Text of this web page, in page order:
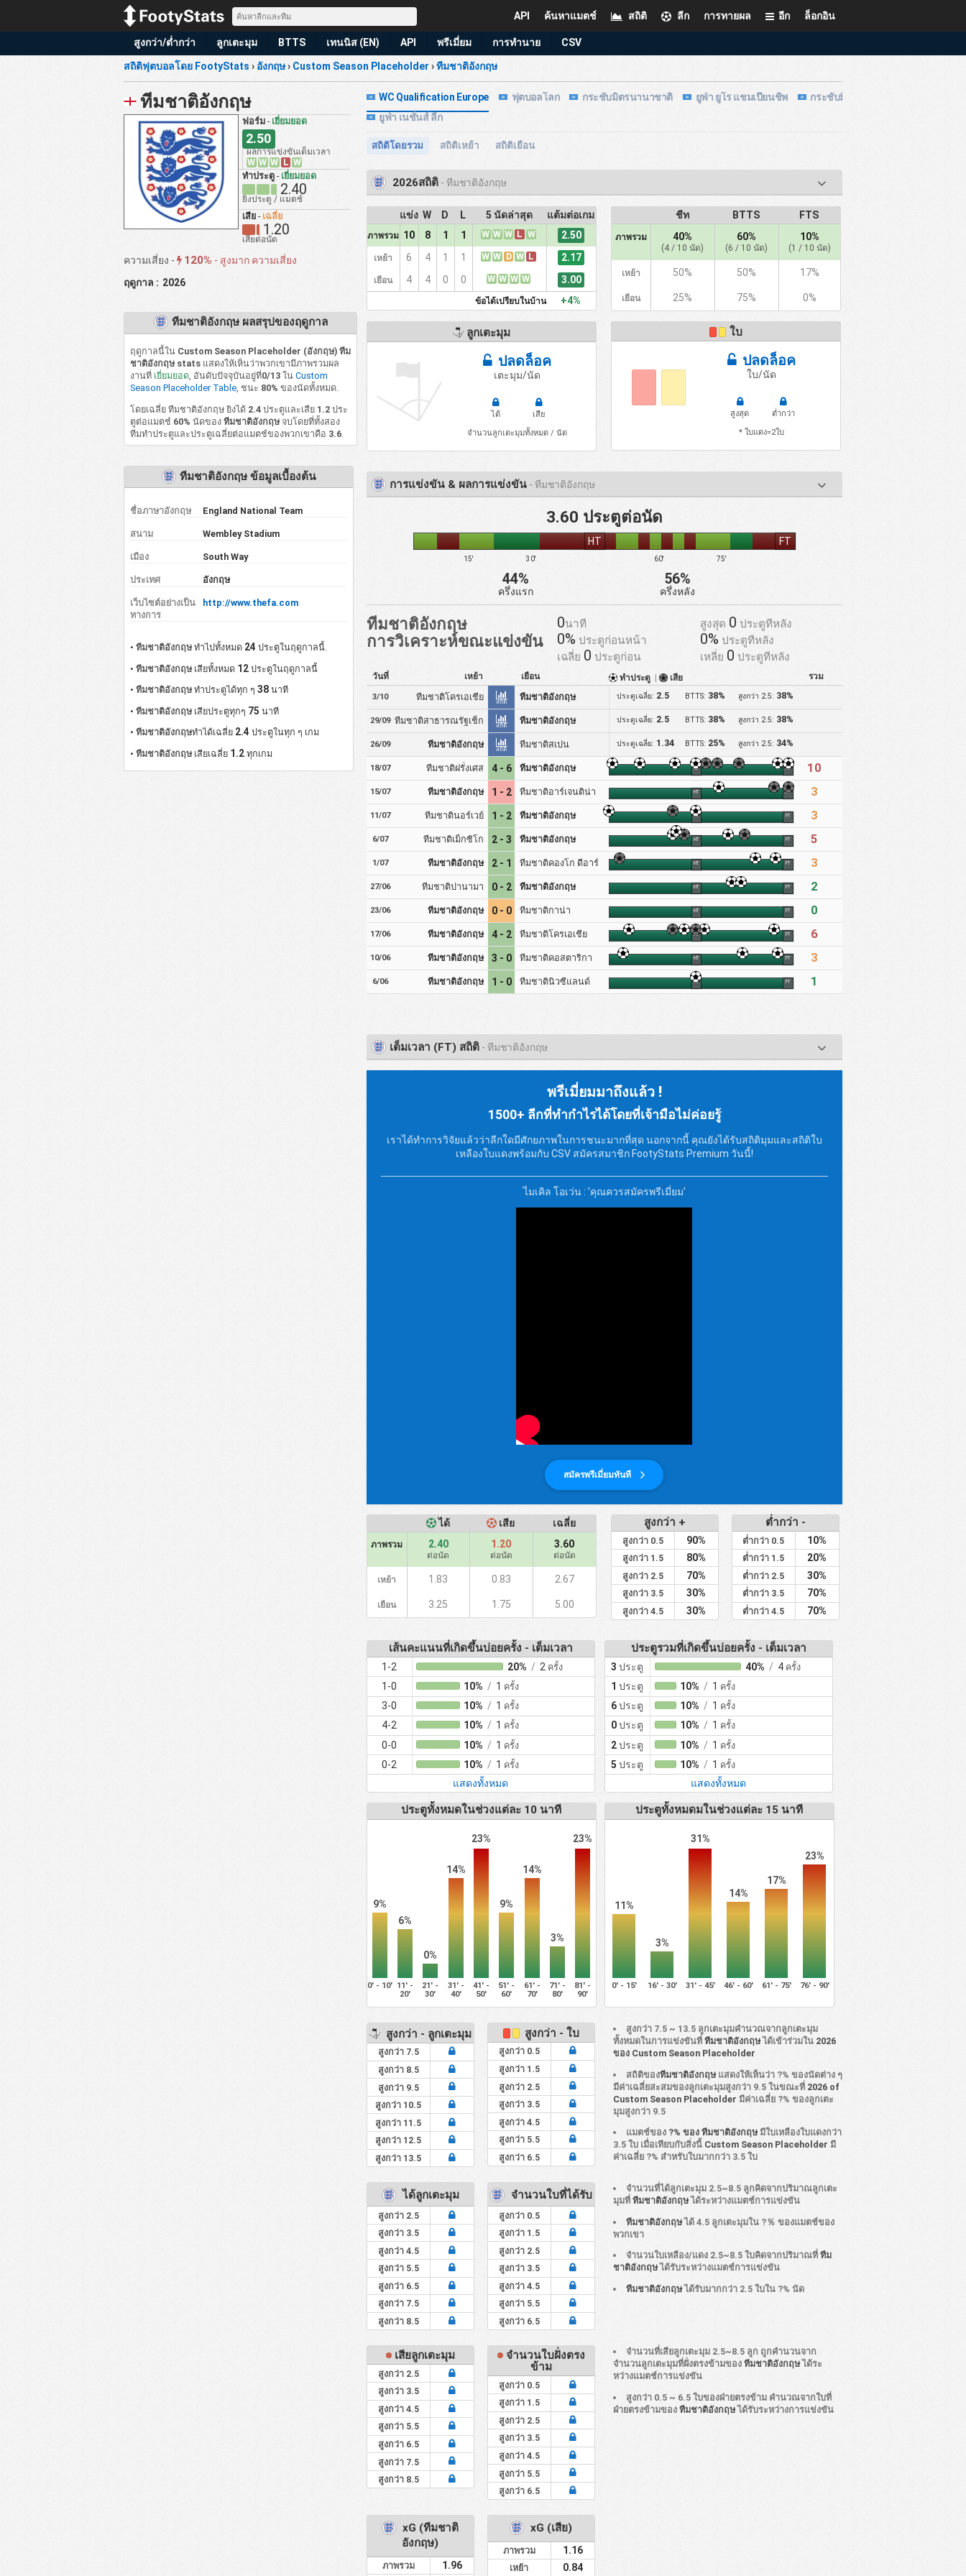
ล็อกอิน
อีก
การทายผล
ลีก
สถิติ
ค้นหาแมตช์
API
สูงกว่า/ต่ำกว่า ลูกเตะมุม BTTS เทนนิส (EN) API พรีเมี่ยม การทำนาย CSV
สถิติฟุตบอลโดย FootyStats › อังกฤษ› Custom Season Placeholder ›ทีมชาติอังกฤษ
ทีมชาติอังกฤษ
ฟอร์ม - เยี่ยมยอด
2.50
ผลการแข่งขันเต็มเวลา
W W W L W
ทำประตู - เยี่ยมยอด
2.40
ยิงประตู / แมตช์
เสีย - เฉลี่ย
1.20
เสียต่อนัด
ความเสี่ยง - 120% - สูงมาก ความเสี่ยง
ฤดูกาล : 2026
ทีมชาติอังกฤษ ผลสรุปของฤดูกาล
ฤดูกาลนี้ใน Custom Season Placeholder (อังกฤษ) ทีม
ชาติอังกฤษ statsแสดงให้เห็นว่าพวกเขามีภาพรวมผล
งานที่ เยี่ยมยอด, อันดับปัจจุบันอยู่ที่0/13ใน Custom
Season Placeholder Table, ชนะ 80% ของนัดทั้งหมด.
โดยเฉลี่ย ทีมชาติอังกฤษ ยิงได้ 2.4ประตูและเสีย 1.2ประ
ตูต่อแมตช์ 60% นัดของ ทีมชาติอังกฤษจบโดยที่ทั้งสอง
ทีมทำประตูและประตูเฉลี่ยต่อแมตช์ของพวกเขาคือ 3.6.
ทีมชาติอังกฤษ ข้อมูลเบื้องต้น
ชื่อภาษาอังกฤษ England National Team
สนาม Wembley Stadium
เมือง South Way
ประเทศ อังกฤษ
เว็บไซต์อย่างเป็น
ทางการ
http://www.thefa.com
•ทีมชาติอังกฤษทำไปทั้งหมด 24 ประตูในฤดูกาลนี้.
•ทีมชาติอังกฤษเสียทั้งหมด 12 ประตูในฤดูกาลนี้
•ทีมชาติอังกฤษทำประตูได้ทุก ๆ38 นาที
•ทีมชาติอังกฤษเสียประตูทุกๆ 75 นาที
•ทีมชาติอังกฤษทำได้เฉลี่ย 2.4 ประตูในทุก ๆ เกม
•ทีมชาติอังกฤษเสียเฉลี่ย 1.2 ทุกเกม
WC Qualification Europe ฟุตบอลโลก กระชับมิตรนานาชาติ ยูฟ่า ยูโร แชมเปี้ยนชิพ
กระชับมิตรนานาชาติ
ยูฟ่า เนชั่นส์ ลีก
สถิติโดยรวม สถิติเหย้า สถิติเยือน
2026สถิติ - ทีมชาติอังกฤษ
แข่ง W D L 5 นัดล่าสุด แต้มต่อเกม
ภาพรวม 10 8 1 1 W W W L W 2.50
เหย้า 6 4 1 1 W W D W L 2.17
เยือน 4 4 0 0 W W W W 3.00
ข้อได้เปรียบในบ้าน +4%
ชีท BTTS FTS
ภาพรวม 40%
(4 / 10 นัด)
60%
(6 / 10 นัด)
10%
(1 / 10 นัด)
เหย้า 50% 50% 17%
เยือน 25% 75% 0%
ลูกเตะมุม
ปลดล็อค
เตะมุม/นัด
ได้
เสีย
จำนวนลูกเตะมุมทั้งหมด / นัด
ใบ
ปลดล็อค
ใบ/นัด
สูงสุด
ต่ำกว่า
* ใบแดง=2ใบ
การแข่งขัน & ผลการแข่งขัน - ทีมชาติอังกฤษ
3.60 ประตูต่อนัด
15' 30'
HT
60' 75'
FT
44%
ครึ่งแรก
56%
ครึ่งหลัง
ทีมชาติอังกฤษ
การวิเคราะห์ขณะแข่งขัน
0นาที สูงสุด 0 ประตูทีหลัง
0% ประตูก่อนหน้า 0% ประตูทีหลัง
เฉลี่ย 0 ประตูก่อน เหลี่ย 0 ประตูทีหลัง
วันที่ เหย้า เยือน ทำประตู | เสีย รวม
3/10 ทีมชาติโครเอเชีย สถิติ ทีมชาติอังกฤษ ประตูเฉลี่ย: 2.5 BTTS: 38% สูงกว่า 2.5: 38%
29/09 ทีมชาติสาธารณรัฐเช็ก สถิติ ทีมชาติอังกฤษ ประตูเฉลี่ย: 2.5 BTTS: 38% สูงกว่า 2.5: 38%
26/09 ทีมชาติอังกฤษ สถิติ ทีมชาติสเปน ประตูเฉลี่ย: 1.34 BTTS: 25% สูงกว่า 2.5: 34%
18/07 ทีมชาติฝรั่งเศส 4 - 6 ทีมชาติอังกฤษ HT FT 10
15/07 ทีมชาติอังกฤษ 1 - 2 ทีมชาติอาร์เจนติน่า HT FT 3
11/07 ทีมชาตินอร์เวย์ 1 - 2 ทีมชาติอังกฤษ HT FT 3
6/07 ทีมชาติเม็กซิโก 2 - 3 ทีมชาติอังกฤษ HT FT 5
1/07 ทีมชาติอังกฤษ 2 - 1 ทีมชาติคองโก ดีอาร์ HT FT 3
27/06 ทีมชาติปานามา 0 - 2 ทีมชาติอังกฤษ HT FT 2
23/06 ทีมชาติอังกฤษ 0 - 0 ทีมชาติกาน่า HT FT 0
17/06 ทีมชาติอังกฤษ 4 - 2 ทีมชาติโครเอเชีย HT FT 6
10/06 ทีมชาติอังกฤษ 3 - 0 ทีมชาติคอสตาริกา HT FT 3
6/06 ทีมชาติอังกฤษ 1 - 0 ทีมชาตินิวซีแลนด์ HT FT 1
เต็มเวลา (FT) สถิติ - ทีมชาติอังกฤษ
พรีเมี่ยมมาถึงแล้ว !
1500+ ลีกที่ทำกำไรได้โดยที่เจ้ามือไม่ค่อยรู้
เราได้ทำการวิจัยแล้วว่าลีกใดมีศักยภาพในการชนะมากที่สุด นอกจากนี้ คุณยังได้รับสถิติมุมและสถิติใบ
เหลืองใบแดงพร้อมกับ CSV สมัครสมาชิก FootyStats Premium วันนี้!
สมัครพรีเมี่ยมทันที
ไมเคิล โอเว่น : 'คุณควรสมัครพรีเมี่ยม'
ได้ เสีย เฉลี่ย
ภาพรวม 2.40
ต่อนัด
1.20
ต่อนัด
3.60
ต่อนัด
เหย้า 1.83 0.83 2.67
เยือน 3.25 1.75 5.00
สูงกว่า +
สูงกว่า 0.5 90%
สูงกว่า 1.5 80%
สูงกว่า 2.5 70%
สูงกว่า 3.5 30%
สูงกว่า 4.5 30%
ต่ำกว่า -
ต่ำกว่า 0.5 10%
ต่ำกว่า 1.5 20%
ต่ำกว่า 2.5 30%
ต่ำกว่า 3.5 70%
ต่ำกว่า 4.5 70%
เส้นคะแนนที่เกิดขึ้นบ่อยครั้ง - เต็มเวลา
1-2 20% / 2 ครั้ง
1-0 10% / 1 ครั้ง
3-0 10% / 1 ครั้ง
4-2 10% / 1 ครั้ง
0-0 10% / 1 ครั้ง
0-2 10% / 1 ครั้ง
แสดงทั้งหมด
ประตูรวมที่เกิดขึ้นบ่อยครั้ง - เต็มเวลา
3ประตู 40% / 4 ครั้ง
1ประตู 10% / 1 ครั้ง
6ประตู 10% / 1 ครั้ง
0ประตู 10% / 1 ครั้ง
2ประตู 10% / 1 ครั้ง
5ประตู 10% / 1 ครั้ง
แสดงทั้งหมด
ประตูทั้งหมดในช่วงแต่ละ 10 นาที
9%
6%
0%
14%
23%
9%
14%
3%
23%
0' - 10' 11' -
20'
21' -
30'
31' -
40'
41' -
50'
51' -
60'
61' -
70'
71' -
80'
81' -
90'
ประตูทั้งหมดมในช่วงแต่ละ 15 นาที
11%
3%
31%
14%
17%
23%
0' - 15' 16' - 30' 31' - 45' 46' - 60' 61' - 75' 76' - 90'
สูงกว่า - ลูกเตะมุม
สูงกว่า 7.5
สูงกว่า 8.5
สูงกว่า 9.5
สูงกว่า 10.5
สูงกว่า 11.5
สูงกว่า 12.5
สูงกว่า 13.5
สูงกว่า - ใบ
สูงกว่า 0.5
สูงกว่า 1.5
สูงกว่า 2.5
สูงกว่า 3.5
สูงกว่า 4.5
สูงกว่า 5.5
สูงกว่า 6.5
สูงกว่า 7.5 ~ 13.5 ลูกเตะมุมคำนวณจากลูกเตะมุม
ทั้งหมดในการแข่งขันที่ทีมชาติอังกฤษได้เข้าร่วมใน 2026
ของ Custom Season Placeholder
สถิติของทีมชาติอังกฤษแสดงให้เห็นว่า ?% ของนัดต่าง ๆ
มีค่าเฉลี่ยสะสมของลูกเตะมุมสูงกว่า 9.5 ในขณะที่ 2026 of
Custom Season Placeholder มีค่าเฉลี่ย ?% ของลูกเตะ
มุมสูงกว่า 9.5
แมตช์ของ ?% ของ ทีมชาติอังกฤษมีใบเหลืองใบแดงกว่า
3.5 ใบ เมื่อเทียบกับสิ่งนี้ Custom Season Placeholder มี
ค่าเฉลี่ย ?% สำหรับใบมากกว่า 3.5 ใบ
ได้ลูกเตะมุม
สูงกว่า 2.5
สูงกว่า 3.5
สูงกว่า 4.5
สูงกว่า 5.5
สูงกว่า 6.5
สูงกว่า 7.5
สูงกว่า 8.5
จำนวนใบที่ได้รับ
สูงกว่า 0.5
สูงกว่า 1.5
สูงกว่า 2.5
สูงกว่า 3.5
สูงกว่า 4.5
สูงกว่า 5.5
สูงกว่า 6.5
จำนวนที่ได้ลูกเตะมุม 2.5~8.5 ลูกคิดจากปริมาณลูกเตะ
มุมที่ทีมชาติอังกฤษได้ระหว่างแมตช์การแข่งขัน
ทีมชาติอังกฤษได้ 4.5 ลูกเตะมุมใน ?％ ของแมตช์ของ
พวกเขา
จำนวนใบเหลือง/แดง 2.5~8.5 ใบคิดจากปริมาณที่ ทีม
ชาติอังกฤษได้รับระหว่างแมตช์การแข่งขัน
ทีมชาติอังกฤษได้รับมากกว่า 2.5 ใบใน ?% นัด
เสียลูกเตะมุม
สูงกว่า 2.5
สูงกว่า 3.5
สูงกว่า 4.5
สูงกว่า 5.5
สูงกว่า 6.5
สูงกว่า 7.5
สูงกว่า 8.5
จำนวนใบฝั่งตรง
ข้าม
สูงกว่า 0.5
สูงกว่า 1.5
สูงกว่า 2.5
สูงกว่า 3.5
สูงกว่า 4.5
สูงกว่า 5.5
สูงกว่า 6.5
จำนวนที่เสียลูกเตะมุม 2.5~8.5 ลูก ถูกคำนวนจาก
จำนวนลูกเตะมุมที่ฝั่งตรงข้ามของทีมชาติอังกฤษได้ระ
หว่างแมตช์การแข่งขัน
สูงกว่า 0.5 ~ 6.5 ใบของฝ่ายตรงข้าม คำนวณจากใบที่
ฝ่ายตรงข้ามของทีมชาติอังกฤษได้รับระหว่างการแข่งขัน
xG (ทีมชาติ
อังกฤษ)
ภาพรวม 1.96
xG (เสีย)
ภาพรวม 1.16
เหย้า 0.84